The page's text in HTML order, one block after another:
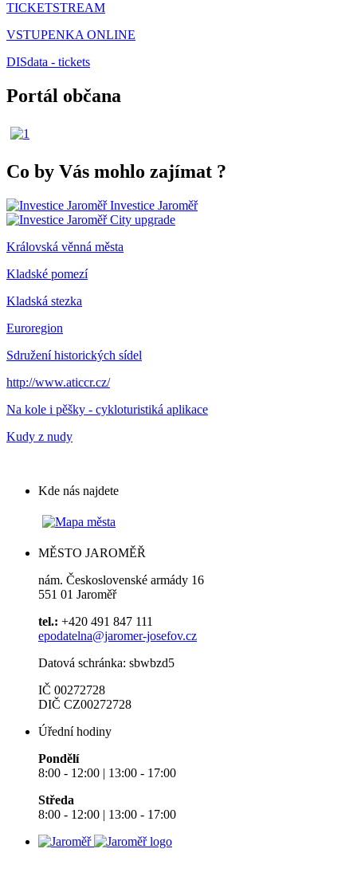
TICKETSTREAM
VSTUPENKA ONLINE
DISdata - tickets
Portál občana
Co by Vás mohlo zajímat ?
Investice Jaroměř
City upgrade
Královská věnná města
Kladské pomezí
Kladská stezka
Euroregion
Sdružení historických sídel
http://www.aticcr.cz/
Na kole i pěšky - cykloturistiká aplikace
Kudy z nudy
Kde nás najdete
MĚSTO JAROMĚŘ
nám. Československé armády 16
551 01 Jaroměř
tel.: +420 491 847 111
epodatelna@jaromer-josefov.cz
Datová schránka: sbwbzd5
IČ 00272728
DIČ CZ00272728
Úřední hodiny
Pondělí
8:00 - 12:00 | 13:00 - 17:00
Středa
8:00 - 12:00 | 13:00 - 17:00